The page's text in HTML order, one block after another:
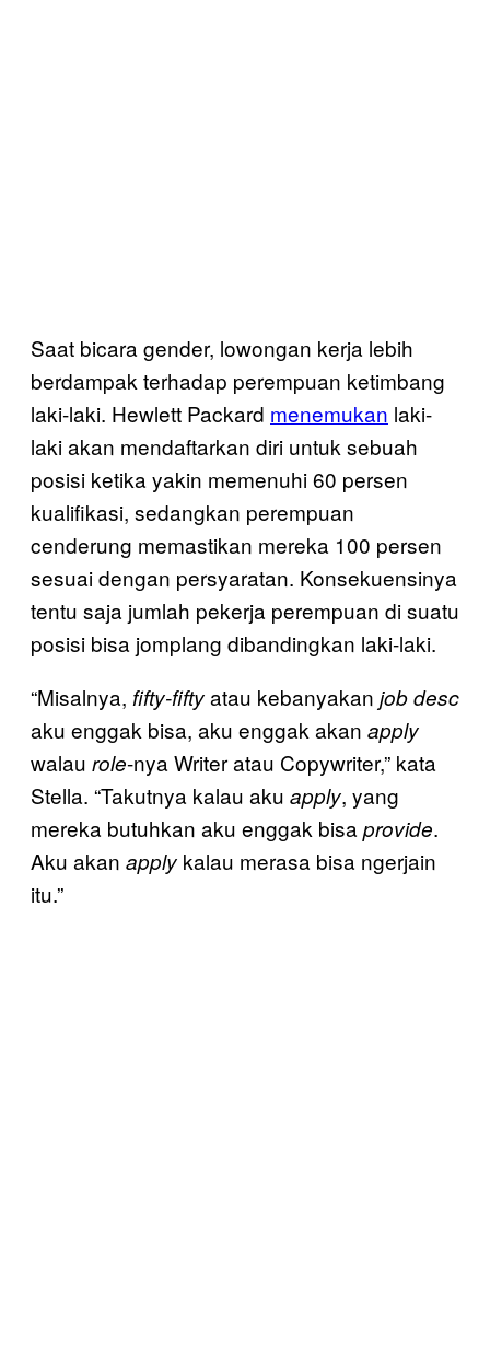
Saat bicara gender, lowongan kerja lebih
berdampak terhadap perempuan ketimbang
laki-laki. Hewlett Packard menemukan laki-
laki akan mendaftarkan diri untuk sebuah
posisi ketika yakin memenuhi 60 persen
kualifikasi, sedangkan perempuan
cenderung memastikan mereka 100 persen
sesuai dengan persyaratan. Konsekuensinya
tentu saja jumlah pekerja perempuan di suatu
posisi bisa jomplang dibandingkan laki-laki.
“Misalnya, fifty-fiftyatau kebanyakan job desc
aku enggak bisa, aku enggak akan apply
walau role-nya Writer atau Copywriter,” kata
Stella. “Takutnya kalau aku apply, yang
mereka butuhkan aku enggak bisa provide.
Aku akan apply kalau merasa bisa ngerjain
itu.”